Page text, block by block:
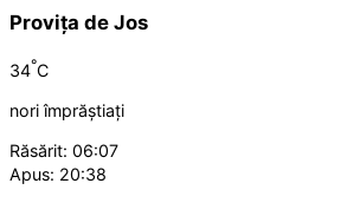
Provița de Jos
34°C
nori împrăștiați
Răsărit: 06:07
Apus: 20:38